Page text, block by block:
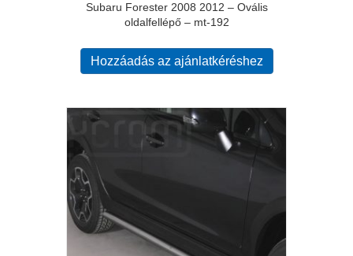
Subaru Forester 2008 2012 – Ovális
oldalfellépő – mt-192
Hozzáadás az ajánlatkéréshez